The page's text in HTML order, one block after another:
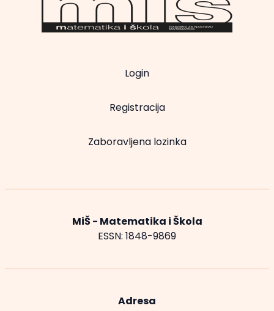
Login
Registracija
Zaboravljena lozinka
MiŠ - Matematika i Škola
ESSN: 1848-9869
Adresa